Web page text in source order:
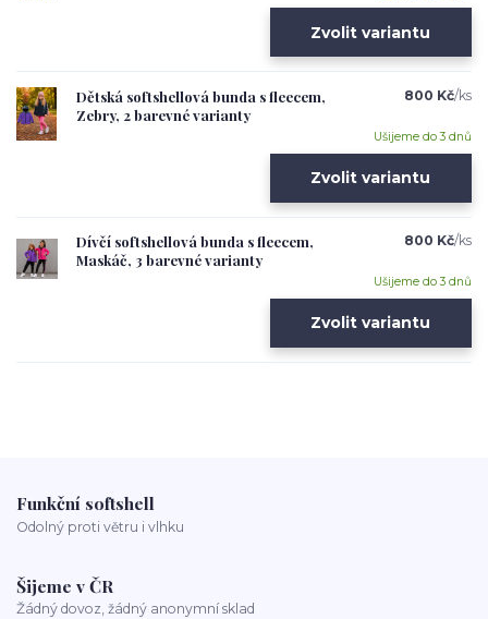
Zvolit variantu
Dětská softshellová bunda s fleecem,
Zebry, 2 barevné varianty
800 Kč/ks
Ušijeme do 3 dnů
Zvolit variantu
Dívčí softshellová bunda s fleecem,
Maskáč, 3 barevné varianty
800 Kč/ks
Ušijeme do 3 dnů
Zvolit variantu
Funkční softshell
Odolný proti větru i vlhku
Šijeme v ČR
Žádný dovoz, žádný anonymní sklad